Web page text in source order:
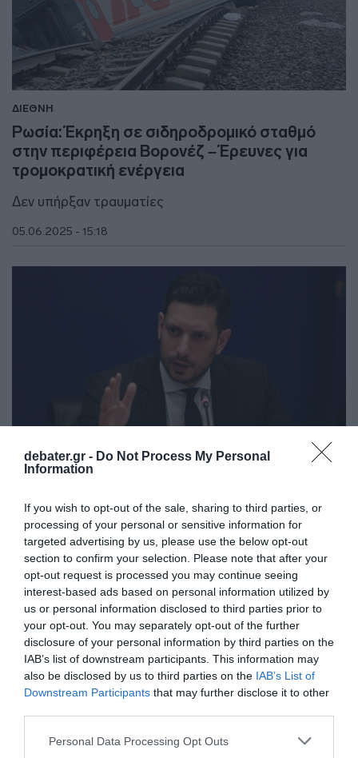
debater.gr - Do Not Process My Personal
Information
If you wish to opt-out of the sale, sharing to third parties, or
processing of your personal or sensitive information for
targeted advertising by us, please use the below opt-out
section to confirm your selection. Please note that after your
opt-out request is processed you may continue seeing
interest-based ads based on personal information utilized by
us or personal information disclosed to third parties prior to
your opt-out. You may separately opt-out of the further
disclosure of your personal information by third parties on the
IAB’s list of downstream participants. This information may
also be disclosed by us to third parties on the IAB’s List of
Downstream Participants that may further disclose it to other
Please note that this website/app uses one or more Google
Personal Data Processing Opt Outs
ΔΙΕΘΝΗ
Ρωσία: Έκρηξη σε σιδηροδρομικό σταθμό
στην περιφέρεια Βορονέζ – Έρευνες για
τρομοκρατική ενέργεια
Δεν υπήρξαν τραυματίες
05.06.2025 - 15:18
ΠΟΛΙΤΙΚΗ
Κυρανάκης: Τα νέα μέτρα, οι ρυθμίσεις
ασφάλειας και η εκπαίδευση προσωπικού
Οι ανακοινώσεις για τον σιδηρόδρομο
28.04.2025 - 17:30